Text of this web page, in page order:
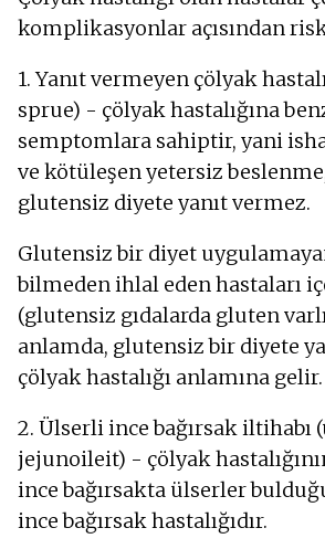
komplikasyonlar açısından
1. Yanıt vermeyen çölyak
sprue) - çölyak hastalığına
semptomlara sahiptir, yani
ve kötüleşen yetersiz
glutensiz diyete yanıt vermez.
Glutensiz bir diyet
bilmeden ihlal eden hastaları
(glutensiz gıdalarda gluten
anlamda, glutensiz bir diyete
çölyak hastalığı anlamına gelir.
2. Ülserli ince bağırsak iltihabı
jejunoileit) - çölyak
ince bağırsakta ülserler
ince bağırsak hastalığıdır.